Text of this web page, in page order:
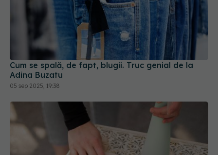
Cum se spală, de fapt, blugii. Truc genial de la
Adina Buzatu
05 sep 2025, 19:38